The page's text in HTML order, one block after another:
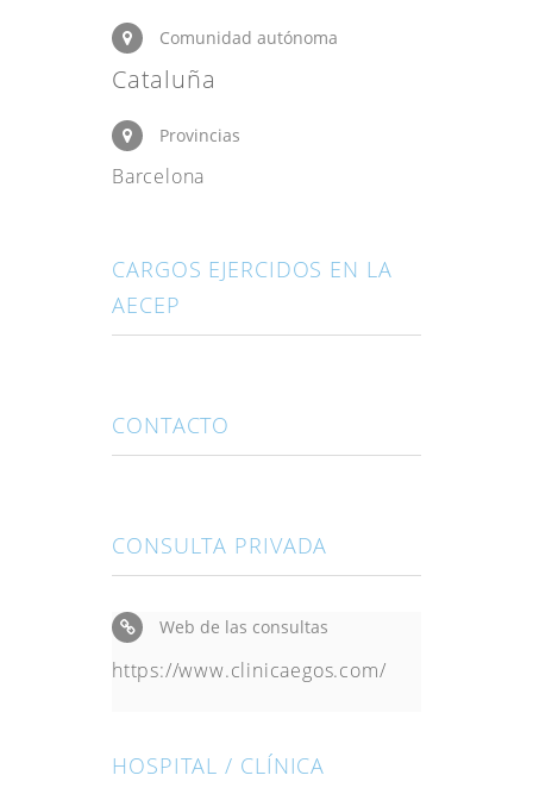
Comunidad autónoma
Cataluña
Provincias
Barcelona
CARGOS EJERCIDOS EN LA
AECEP
CONTACTO
CONSULTA PRIVADA
Web de las consultas
https://www.clinicaegos.com/
HOSPITAL / CLÍNICA